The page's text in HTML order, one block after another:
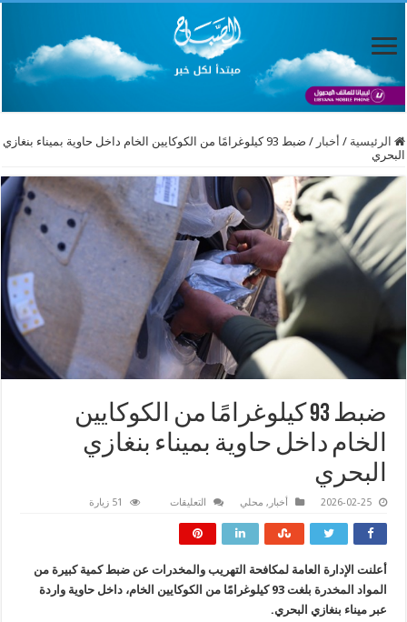
الرئيسية / أخبار /
ضبط 93 كيلوغرامًا من الكوكايين الخام داخل حاوية بميناء بنغازي
البحري
ضبط 93 كيلوغرامًا من الكوكايين
الخام داخل حاوية بميناء بنغازي
البحري
2026-02-25 أخبار , محلي التعليقات
الخام
داخل
حاوية
51 زيارة
أعلنت الإدارة العامة لمكافحة التهريب والمخدرات عن ضبط كمية كبيرة من
المواد المخدرة بلغت 93 كيلوغرامًا من الكوكايين الخام، داخل حاوية واردة
عبر ميناء بنغازي البحري.